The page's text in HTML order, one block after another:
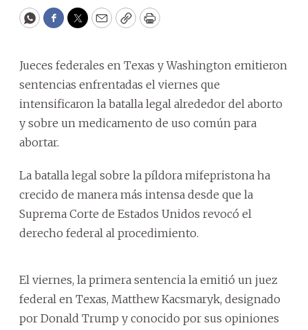
WhatsApp
Facebook
Twitter
EmailCopyPrint
Jueces federales en Texas y Washington emitieron
sentencias enfrentadas el viernes que
intensificaron la batalla legal alrededor del aborto
y sobre un medicamento de uso común para
abortar.
La batalla legal sobre la píldora mifepristona ha
crecido de manera más intensa desde que la
Suprema Corte de Estados Unidos revocó el
derecho federal al procedimiento.
El viernes, la primera sentencia la emitió un juez
federal en Texas, Matthew Kacsmaryk, designado
por Donald Trump y conocido por sus opiniones